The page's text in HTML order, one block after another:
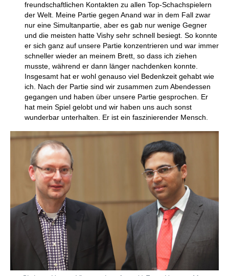
freundschaftlichen Kontakten zu allen Top-Schachspielern
der Welt. Meine Partie gegen Anand war in dem Fall zwar
nur eine Simultanpartie, aber es gab nur wenige Gegner
und die meisten hatte Vishy sehr schnell besiegt. So konnte
er sich ganz auf unsere Partie konzentrieren und war immer
schneller wieder an meinem Brett, so dass ich ziehen
musste, während er dann länger nachdenken konnte.
Insgesamt hat er wohl genauso viel Bedenkzeit gehabt wie
ich. Nach der Partie sind wir zusammen zum Abendessen
gegangen und haben über unsere Partie gesprochen. Er
hat mein Spiel gelobt und wir haben uns auch sonst
wunderbar unterhalten. Er ist ein faszinierender Mensch.